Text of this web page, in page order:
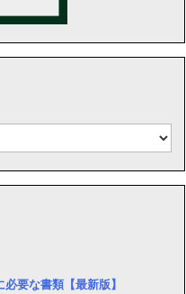
要な書類【最新版】